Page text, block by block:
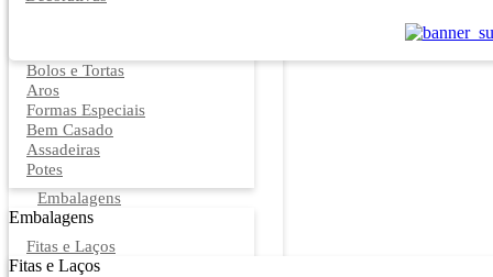
Bolos e Tortas
Aros
Formas Especiais
Bem Casado
Assadeiras
Potes
Embalagens
Embalagens
Fitas e Laços
Fitas e Laços